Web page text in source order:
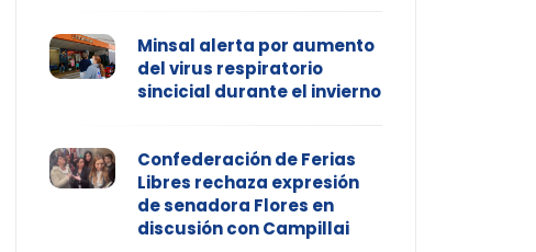
Minsal alerta por aumento
del virus respiratorio
sincicial durante el invierno
Confederación de Ferias
Libres rechaza expresión
de senadora Flores en
discusión con Campillai